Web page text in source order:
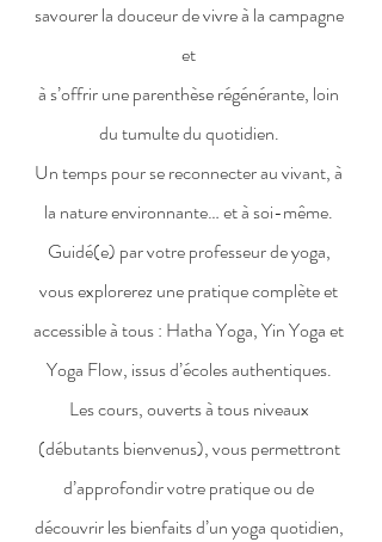
savourer la douceur de vivre à la campagne
et
à s’offrir une parenthèse régénérante, loin
du tumulte du quotidien.
Un temps pour se reconnecter au vivant, à
la nature environnante… et à soi-même.
Guidé(e) par votre professeur de yoga,
vous explorerez une pratique complète et
accessible à tous : Hatha Yoga, Yin Yoga et
Yoga Flow, issus d’écoles authentiques.
Les cours, ouverts à tous niveaux
(débutants bienvenus), vous permettront
d’approfondir votre pratique ou de
découvrir les bienfaits d’un yoga quotidien,